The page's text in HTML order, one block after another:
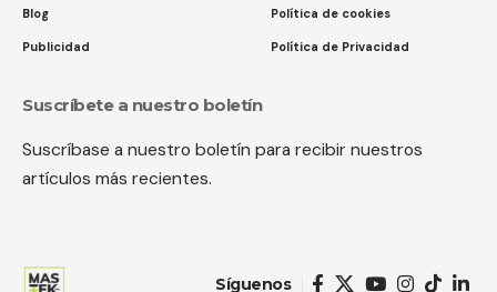
Blog
Publicidad
Política de cookies
Política de Privacidad
Suscríbete a nuestro boletín
Suscríbase a nuestro boletín para recibir nuestros
artículos más recientes.
Síguenos